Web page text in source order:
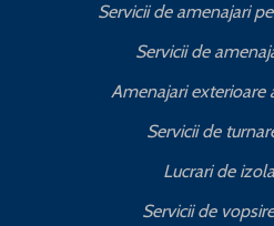
Servicii de amenajari
Servicii de
Amenajari exterioare
Servicii de
Lucrari de
Servicii de